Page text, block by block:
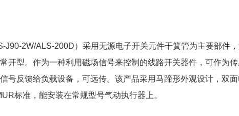
2W/ALS-200D）采用无源电子开关元件干簧管为主要部件
开型。作为一种利用磁场信号来控制的线路开关器件，可作为传
号反馈给负载设备，可远传。该产品采用马蹄形外观设计，双
标准，能安装在常规型号气动执行器上。